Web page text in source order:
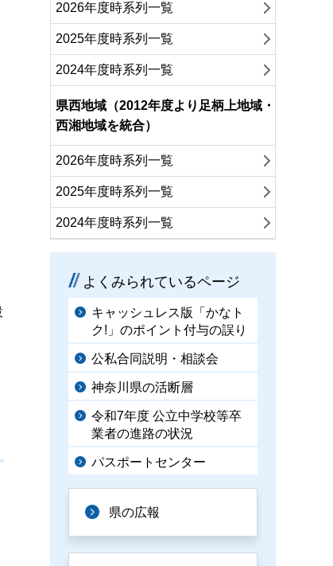
2026年度時系列一覧
2025年度時系列一覧
2024年度時系列一覧
県西地域（2012年度より足柄上地域・
西湘地域を統合）
2026年度時系列一覧
2025年度時系列一覧
2024年度時系列一覧
よくみられているページ
キャッシュレス版「かなト
ク!」のポイント付与の誤り
公私合同説明・相談会
神奈川県の活断層
令和7年度 公立中学校等卒
業者の進路の状況
パスポートセンター
県の広報